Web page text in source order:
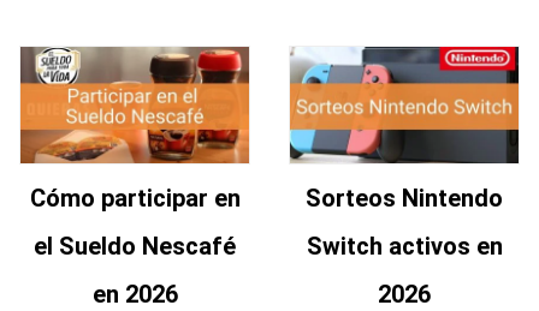
Cómo participar en
el Sueldo Nescafé
en 2026
Sorteos Nintendo
Switch activos en
2026